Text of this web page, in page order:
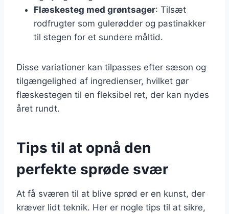
Flæskesteg med grøntsager: Tilsæt
rodfrugter som gulerødder og pastinakker
til stegen for et sundere måltid.
Disse variationer kan tilpasses efter sæson og
tilgængelighed af ingredienser, hvilket gør
flæskestegen til en fleksibel ret, der kan nydes
året rundt.
Tips til at opnå den
perfekte sprøde svær
At få sværen til at blive sprød er en kunst, der
kræver lidt teknik. Her er nogle tips til at sikre,